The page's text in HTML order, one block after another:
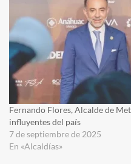
Fernando Flores, Alcalde de
influyentes del país
7 de septiembre de 2025
En «Alcaldías»